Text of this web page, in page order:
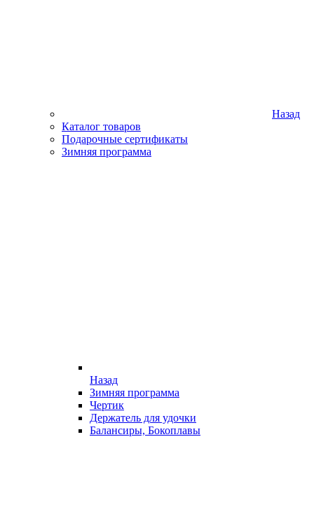
Назад
Каталог товаров
Подарочные сертификаты
Зимняя программа
Назад
Зимняя программа
Чертик
Держатель для удочки
Балансиры, Бокоплавы